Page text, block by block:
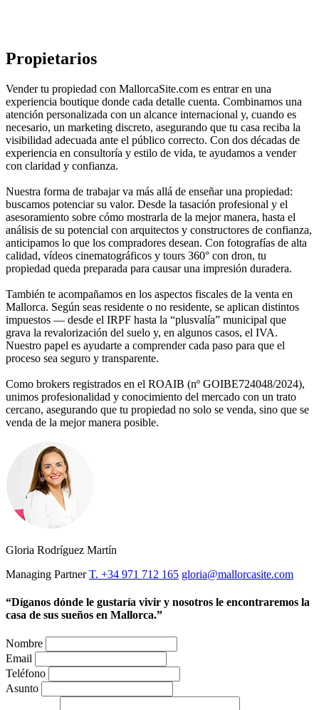
Propietarios
Vender tu propiedad con MallorcaSite.com es entrar en una
experiencia boutique donde cada detalle cuenta. Combinamos una
atención personalizada con un alcance internacional y, cuando es
necesario, un marketing discreto, asegurando que tu casa reciba la
visibilidad adecuada ante el público correcto. Con dos décadas de
experiencia en consultoría y estilo de vida, te ayudamos a vender
con claridad y confianza.
Nuestra forma de trabajar va más allá de enseñar una propiedad:
buscamos potenciar su valor. Desde la tasación profesional y el
asesoramiento sobre cómo mostrarla de la mejor manera, hasta el
análisis de su potencial con arquitectos y constructores de confianza,
anticipamos lo que los compradores desean. Con fotografías de alta
calidad, vídeos cinematográficos y tours 360° con dron, tu
propiedad queda preparada para causar una impresión duradera.
También te acompañamos en los aspectos fiscales de la venta en
Mallorca. Según seas residente o no residente, se aplican distintos
impuestos — desde el IRPF hasta la “plusvalía” municipal que
grava la revalorización del suelo y, en algunos casos, el IVA.
Nuestro papel es ayudarte a comprender cada paso para que el
proceso sea seguro y transparente.
Como brokers registrados en el ROAIB (nº GOIBE724048/2024),
unimos profesionalidad y conocimiento del mercado con un trato
cercano, asegurando que tu propiedad no solo se venda, sino que se
venda de la mejor manera posible.
Gloria Rodríguez Martín
Managing Partner T. +34 971 712 165 gloria@mallorcasite.com
“Díganos dónde le gustaría vivir y nosotros le encontraremos la
casa de sus sueños en Mallorca.”
Nombre
Email
Teléfono
Asunto